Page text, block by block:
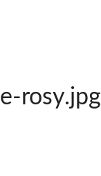
rosy.jpg